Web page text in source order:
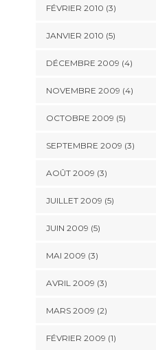
FÉVRIER 2010 (3)
JANVIER 2010 (5)
DÉCEMBRE 2009 (4)
NOVEMBRE 2009 (4)
OCTOBRE 2009 (5)
SEPTEMBRE 2009 (3)
AOÛT 2009 (3)
JUILLET 2009 (5)
JUIN 2009 (5)
MAI 2009 (3)
AVRIL 2009 (3)
MARS 2009 (2)
FÉVRIER 2009 (1)